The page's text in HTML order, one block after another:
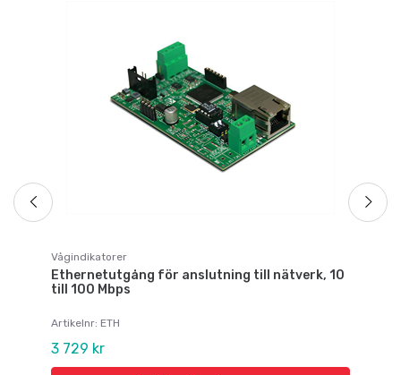
Vågindikatorer
Ethernetutgång för anslutning till nätverk, 10
till 100 Mbps
Artikelnr: ETH
3 729 kr